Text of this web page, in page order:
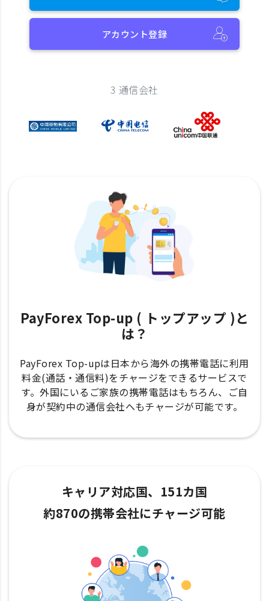
アカウント登録
3 通信会社
PayForex Top-up ( トップアップ )と
は？
PayForex Top-upは日本から海外の携帯電話に利用
料金(通話・通信料)をチャージをできるサービスで
す。外国にいるご家族の携帯電話はもちろん、ご自
身が契約中の通信会社へもチャージが可能です。
キャリア対応国、151カ国
約870の携帯会社にチャージ可能